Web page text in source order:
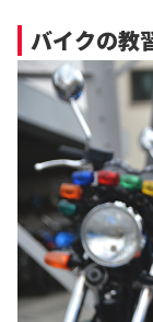
バイクの教